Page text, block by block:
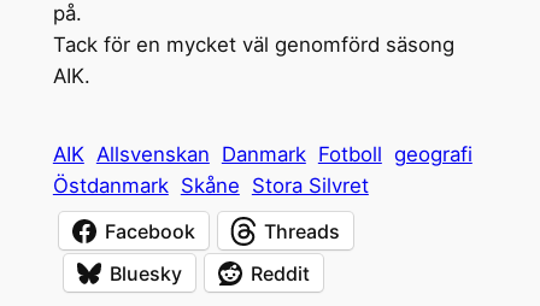
på.
Tack för en mycket väl genomförd säsong
AIK.
AIK Allsvenskan Danmark Fotboll geografi
Östdanmark Skåne Stora Silvret
Facebook
Threads
Bluesky
Reddit